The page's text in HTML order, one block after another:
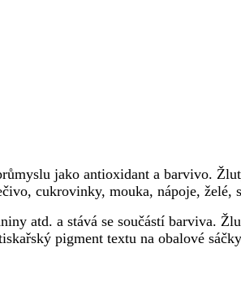
jako antioxidant a barvivo.
cukrovinky, mouka, nápoje, želé,
atd. a stává se součástí barviva.
pigment textu na obalové